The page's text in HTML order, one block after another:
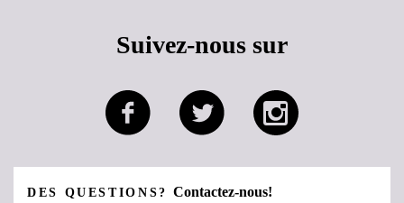
Suivez-nous sur
DES QUESTIONS?Contactez-nous!